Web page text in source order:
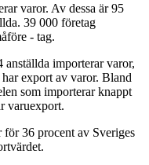
varor. Av dessa är 95
39 000 företag
- tag.
anställda importerar varor,
export av varor. Bland
som importerar knappt
varuexport.
för 36 procent av Sveriges